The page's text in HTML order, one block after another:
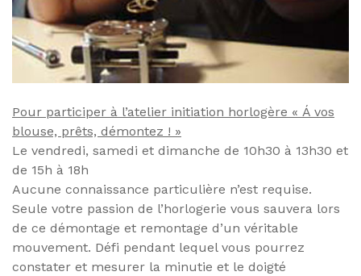
Pour participer à l’atelier initiation horlogère « Á vos
blouse, prêts, démontez ! »
Le vendredi, samedi et dimanche de 10h30 à 13h30 et
de 15h à 18h
Aucune connaissance particulière n’est requise.
Seule votre passion de l’horlogerie vous sauvera lors
de ce démontage et remontage d’un véritable
mouvement. Défi pendant lequel vous pourrez
constater et mesurer la minutie et le doigté